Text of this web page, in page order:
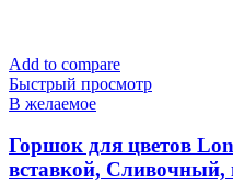
Add to compare
Быстрый просмотр
В желаемое
Горшок для цветов
вставкой, Сливочный,